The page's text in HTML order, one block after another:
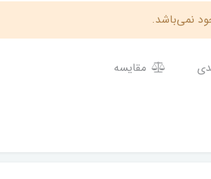
نمی‌باشد.
مقایسه